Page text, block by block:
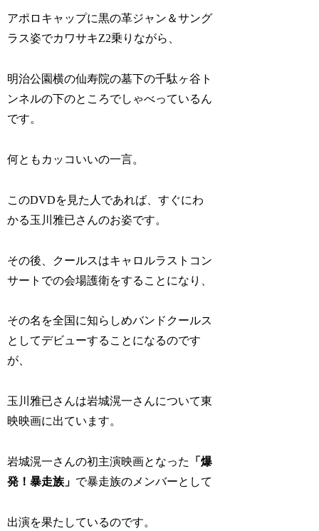
アポロキャップに黒の革ジャン＆サング
ラス姿でカワサキZ2乗りながら、
明治公園横の仙寿院の墓下の千駄ヶ谷ト
ンネルの下のところでしゃべっているん
です。
何ともカッコいいの一言。
このDVDを見た人であれば、すぐにわ
かる玉川雅已さんのお姿です。
その後、クールスはキャロルラストコン
サートでの会場護衛をすることになり、
その名を全国に知らしめバンドクールス
としてデビューすることになるのです
が、
玉川雅已さんは岩城滉一さんについて東
映映画に出ています。
岩城滉一さんの初主演映画となった
「爆
発！暴走族」 で暴走族のメンバーとして
出演を果たしているのです。